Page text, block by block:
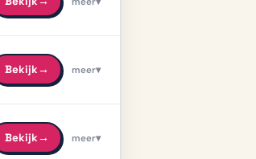
Bekijk→ meer▾
Bekijk→ meer▾